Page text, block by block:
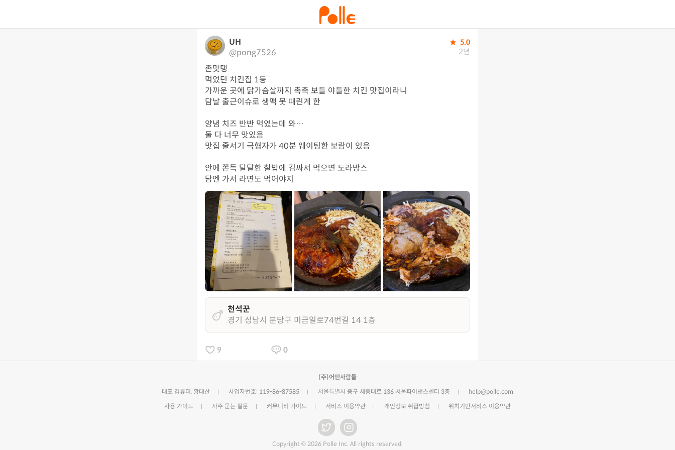
UH
@pong7526
5.0
2년
존맛탱
먹었던 치킨집 1등
가까운 곳에 닭가슴살까지 촉촉 보들 야들한 치킨 맛집이라니
담날 출근이슈로 생맥 못 때린게 한
양념 치즈 반반 먹었는데 와…
둘 다 너무 맛있음
맛집 줄서기 극혐자가 40분 웨이팅한 보람이 있음
안에 쫀득 달달한 찰밥에 김싸서 먹으면 도라방스
담엔 가서 라면도 먹어야지
천석꾼
경기 성남시 분당구 미금일로74번길 14 1층
9 0
(주)어떤사람들
대표 김류미, 황대산
사업자번호: 119-86-87585 서울특별시 중구 세종대로 136 서울파이낸스센터 3층
help@polle.com
사용 가이드
자주 묻는 질문 커뮤니티 가이드 서비스 이용약관 개인정보 취급방침 위치기반서비스 이용약관
Copyright © 2026 Polle Inc. All rights reserved.